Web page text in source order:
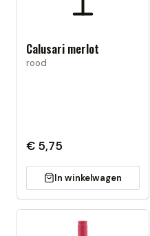
Calusari merlot
rood
€ 5,75
In winkelwagen